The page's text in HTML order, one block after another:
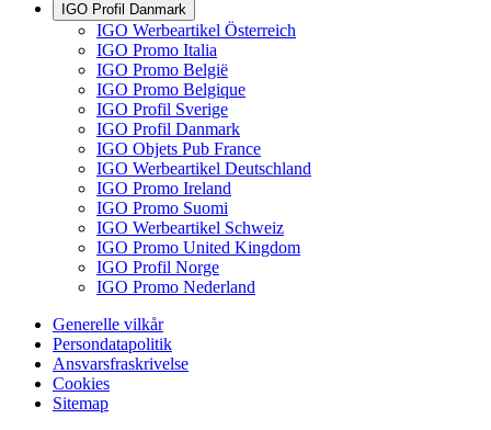
IGO Profil Danmark
IGO Werbeartikel Österreich
IGO Promo Italia
IGO Promo België
IGO Promo Belgique
IGO Profil Sverige
IGO Profil Danmark
IGO Objets Pub France
IGO Werbeartikel Deutschland
IGO Promo Ireland
IGO Promo Suomi
IGO Werbeartikel Schweiz
IGO Promo United Kingdom
IGO Profil Norge
IGO Promo Nederland
Generelle vilkår
Persondatapolitik
Ansvarsfraskrivelse
Cookies
Sitemap